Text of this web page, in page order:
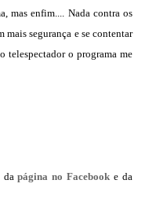
mas enfim.... Nada contra os
mais segurança e se contentar
telespectador o programa me
dapágina no Facebook e da